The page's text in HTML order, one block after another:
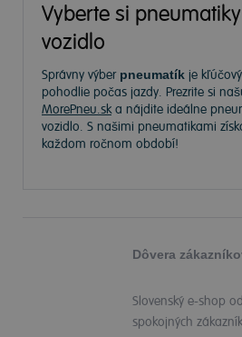
Vyberte si
vozidlo
Správny výber pneumatík je
pohodlie počas jazdy. Prezrite si
MorePneu.ska nájdite ideálne
vozidlo. S našimi pneumatikami
každom ročnom období!
Dôvera
Slovenský e-shop
spokojných